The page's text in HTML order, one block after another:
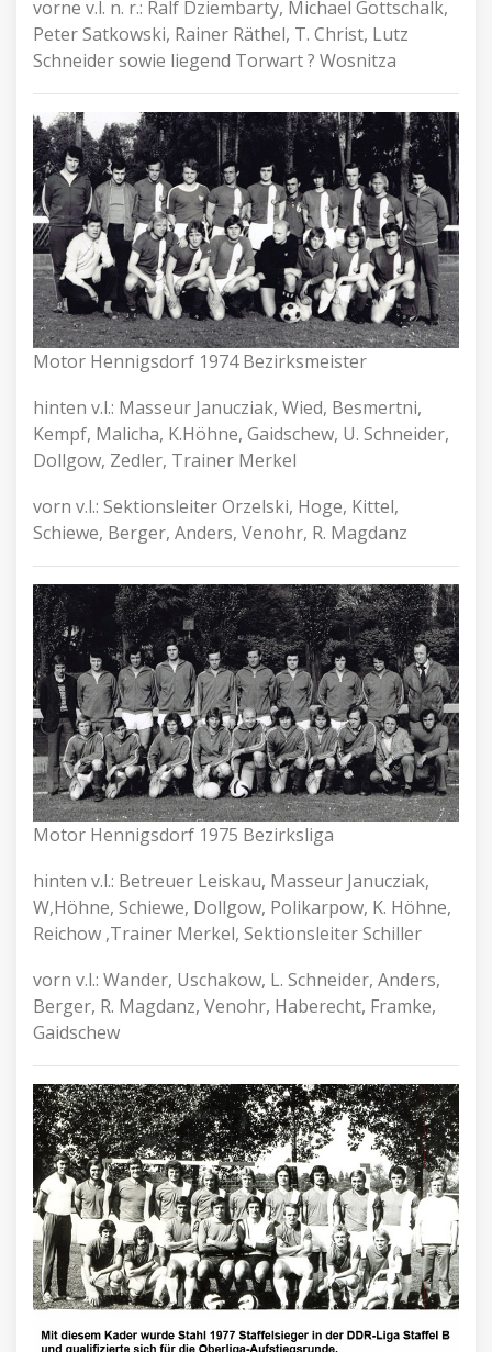
vorne v.l. n. r.: Ralf Dziembarty, Michael Gottschalk,
Peter Satkowski, Rainer Räthel, T. Christ, Lutz
Schneider sowie liegend Torwart ? Wosnitza
Motor Hennigsdorf 1974 Bezirksmeister
hinten v.l.: Masseur Janucziak, Wied, Besmertni,
Kempf, Malicha, K.Höhne, Gaidschew, U. Schneider,
Dollgow, Zedler, Trainer Merkel
vorn v.l.: Sektionsleiter Orzelski, Hoge, Kittel,
Schiewe, Berger, Anders, Venohr, R. Magdanz
Motor Hennigsdorf 1975 Bezirksliga
hinten v.l.: Betreuer Leiskau, Masseur Janucziak,
W,Höhne, Schiewe, Dollgow, Polikarpow, K. Höhne,
Reichow ,Trainer Merkel, Sektionsleiter Schiller
vorn v.l.: Wander, Uschakow, L. Schneider, Anders,
Berger, R. Magdanz, Venohr, Haberecht, Framke,
Gaidschew